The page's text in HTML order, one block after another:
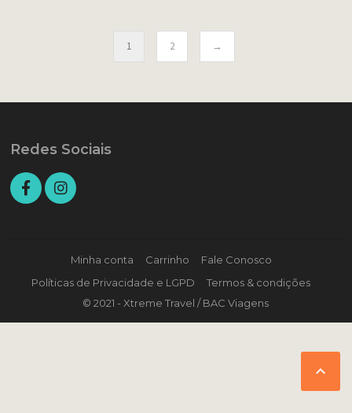
1 2 →
Redes Sociais
© 2021 - Xtreme Travel / BAC Viagens
Minha conta Carrinho
Fale Conosco
Políticas de Privacidade e LGPD
Termos & condições
